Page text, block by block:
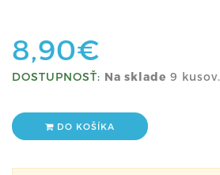
8,90€
DOSTUPNOSŤ: Na sklade 9 kusov.
DO KOŠÍKA